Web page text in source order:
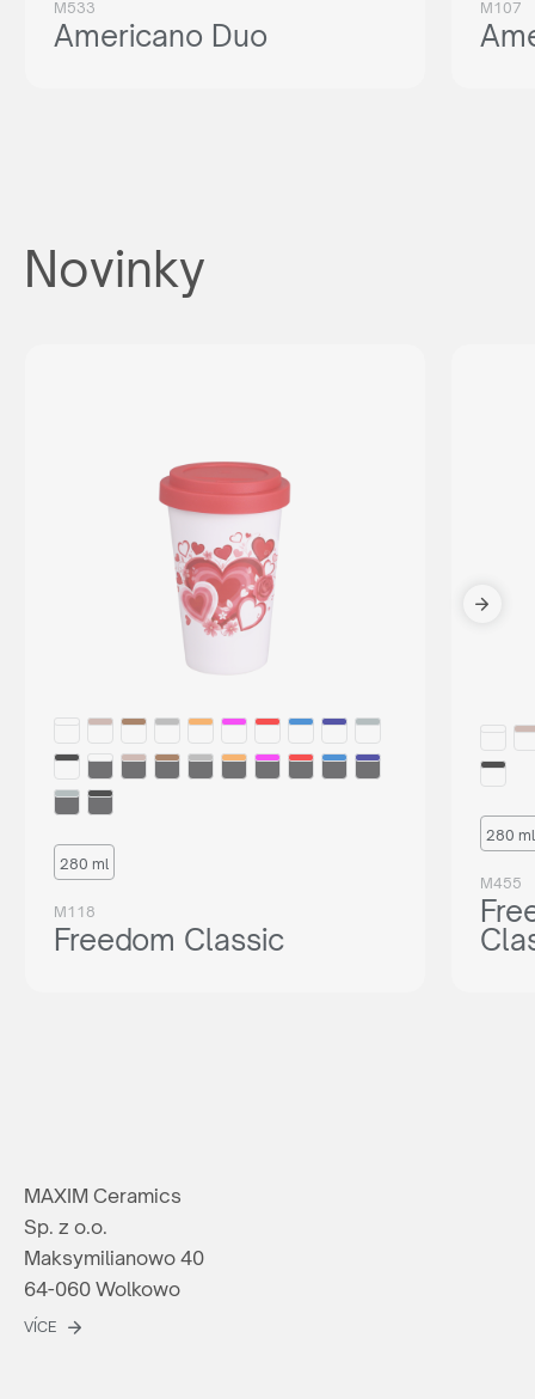
M533
Americano Duo
M107
Novinky
280 ml
M118
Freedom Classic
280 ml
M455
MAXIM Ceramics
Sp. z o.o.
Maksymilianowo 40
64-060 Wolkowo
VÍCE